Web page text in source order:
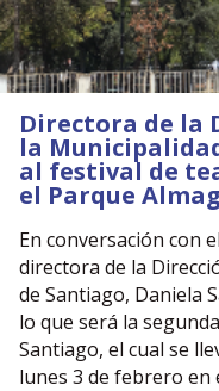
Directora de la
la
al festival de
el Parque
En conversación con
directora de la
de Santiago, Daniela
lo que será la
Santiago, el cual se
lunes 3 de febrero en